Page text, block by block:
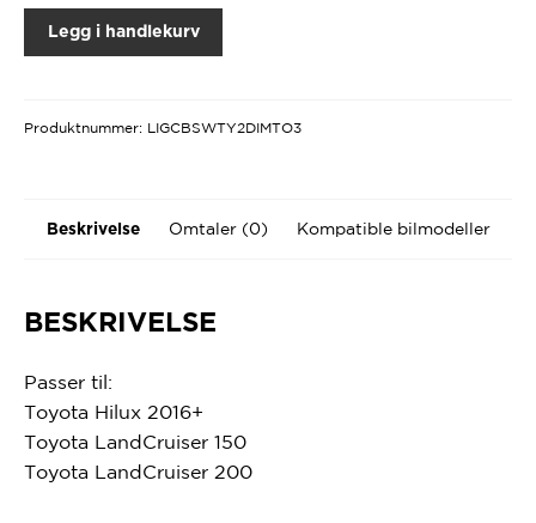
Legg i handlekurv
Produktnummer: LIGCBSWTY2DIMTO3
Beskrivelse Omtaler (0) Kompatible bilmodeller
BESKRIVELSE
Passer til:
Toyota Hilux 2016+
Toyota LandCruiser 150
Toyota LandCruiser 200